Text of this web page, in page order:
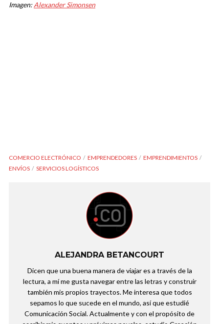
Imagen:Alexander Simonsen
COMERCIO ELECTRÓNICO EMPRENDEDORES
EMPRENDIMIENTOS
ENVÍOS
SERVICIOS LOGÍSTICOS
ALEJANDRA BETANCOURT
Dicen que una buena manera de viajar es a través de la
lectura, a mí me gusta navegar entre las letras y construir
también mis propios trayectos. Me interesa que todos
sepamos lo que sucede en el mundo, así que estudié
Comunicación Social. Actualmente y con el propósito de